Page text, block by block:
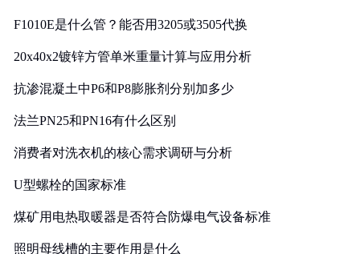
F1010E是什么管？能否用3205或3505代换
20x40x2镀锌方管单米重量计算与应用分析
抗渗混凝土中P6和P8膨胀剂分别加多少
法兰PN25和PN16有什么区别
消费者对洗衣机的核心需求调研与分析
U型螺栓的国家标准
煤矿用电热取暖器是否符合防爆电气设备标准
照明母线槽的主要作用是什么